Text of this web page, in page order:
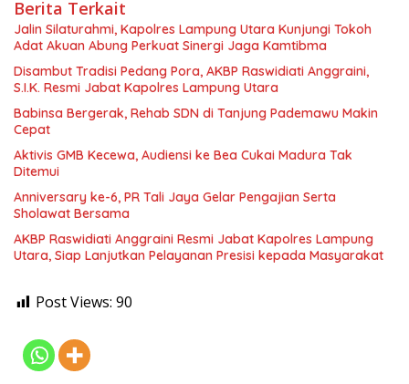
Berita Terkait
Jalin Silaturahmi, Kapolres Lampung Utara Kunjungi Tokoh
Adat Akuan Abung Perkuat Sinergi Jaga Kamtibma
Disambut Tradisi Pedang Pora, AKBP Raswidiati Anggraini,
S.I.K. Resmi Jabat Kapolres Lampung Utara
Babinsa Bergerak, Rehab SDN di Tanjung Pademawu Makin
Cepat
Aktivis GMB Kecewa, Audiensi ke Bea Cukai Madura Tak
Ditemui
Anniversary ke-6, PR Tali Jaya Gelar Pengajian Serta
Sholawat Bersama
AKBP Raswidiati Anggraini Resmi Jabat Kapolres Lampung
Utara, Siap Lanjutkan Pelayanan Presisi kepada Masyarakat
Post Views: 90